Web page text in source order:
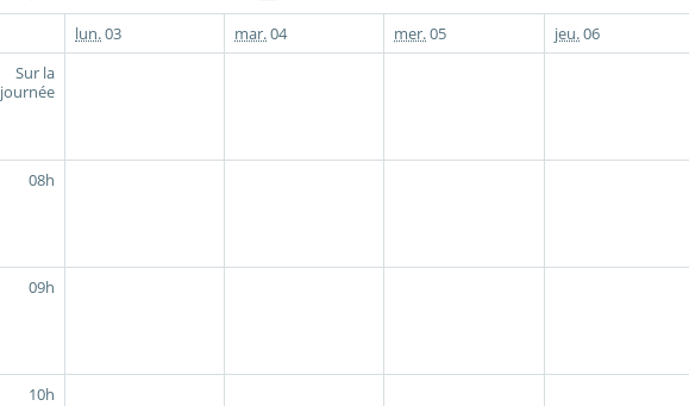
lun.03 mar.04 mer.05 jeu.06
Sur la
journée
08h
09h
10h